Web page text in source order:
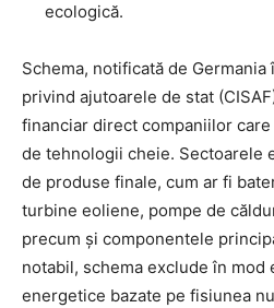
ecologică.
Schema, notificată de
privind ajutoarele de stat
financiar direct companiilor
de tehnologii cheie. Sectoarele
de produse finale, cum ar fi
turbine eoliene, pompe de
precum și componentele
notabil, schema exclude în
energetice bazate pe fisiunea